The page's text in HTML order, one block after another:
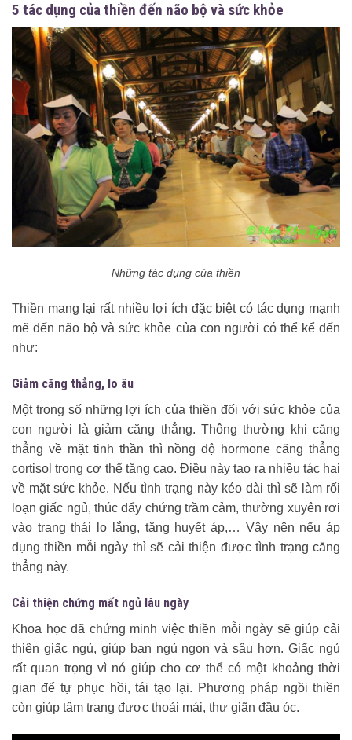
5 tác dụng của thiền đến não bộ và sức khỏe
Những tác dụng của thiền
Thiền mang lại rất nhiều lợi ích đặc biệt có tác dụng mạnh
mẽ đến não bộ và sức khỏe của con người có thể kể đến
như:
Giảm căng thẳng, lo âu
Một trong số những lợi ích của thiền đối với sức khỏe của
con người là giảm căng thẳng. Thông thường khi căng
thẳng về mặt tinh thần thì nồng độ hormone căng thẳng
cortisol trong cơ thể tăng cao. Điều này tạo ra nhiều tác hại
về mặt sức khỏe. Nếu tình trạng này kéo dài thì sẽ làm rối
loạn giấc ngủ, thúc đẩy chứng trầm cảm, thường xuyên rơi
vào trạng thái lo lắng, tăng huyết áp,… Vậy nên nếu áp
dụng thiền mỗi ngày thì sẽ cải thiện được tình trạng căng
thẳng này.
Cải thiện chứng mất ngủ lâu ngày
Khoa học đã chứng minh việc thiền mỗi ngày sẽ giúp cải
thiện giấc ngủ, giúp bạn ngủ ngon và sâu hơn. Giấc ngủ
rất quan trọng vì nó giúp cho cơ thể có một khoảng thời
gian để tự phục hồi, tái tạo lại. Phương pháp ngồi thiền
còn giúp tâm trạng được thoải mái, thư giãn đầu óc.